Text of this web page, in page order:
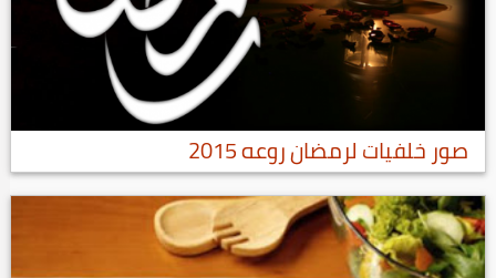
صور خلفيات لرمضان روعه 2015